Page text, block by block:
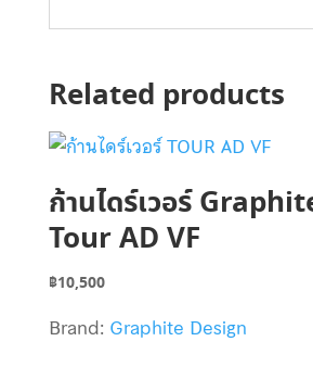
Related products
ก้านไดร์เวอร์
Tour AD VF
฿10,500
Brand: Graphite Design